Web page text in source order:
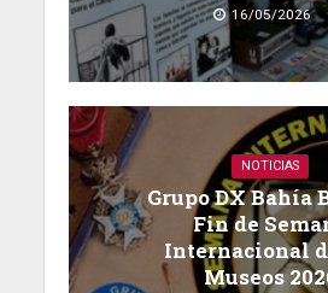
16/05/2026
NOTICIAS
Grupo DX Bahía
Fin de
Internacional
Museos